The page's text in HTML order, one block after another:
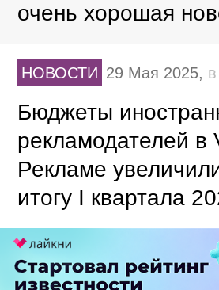
очень хорошая
НОВОСТИ 29 Мая 2025,
Бюджеты
рекламодателей в
Рекламе
итогу I квартала